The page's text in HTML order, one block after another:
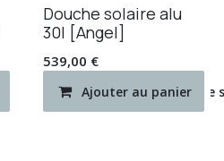
Ajouter à la liste de
Douche solaire alu
30l [Angel]
539,00 €
Ajouter au panier